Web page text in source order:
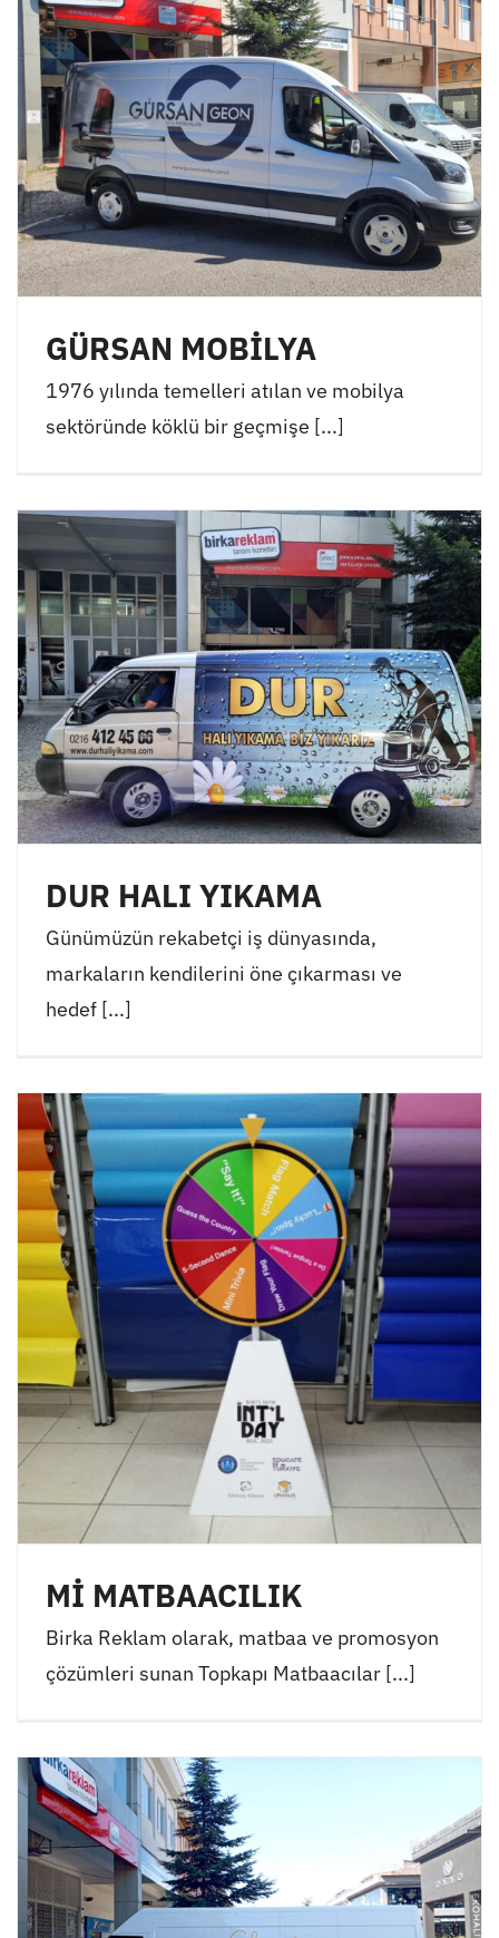
GÜRSAN MOBİLYA
1976 yılında temelleri atılan ve mobilya
sektöründe köklü bir geçmişe [...]
DUR HALI YIKAMA
Günümüzün rekabetçi iş dünyasında,
markaların kendilerini öne çıkarması ve
hedef [...]
Mİ MATBAACILIK
Birka Reklam olarak, matbaa ve promosyon
çözümleri sunan Topkapı Matbaacılar [...]